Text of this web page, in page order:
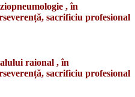
, în
sacrificiu profesional
raional , în
sacrificiu profesional